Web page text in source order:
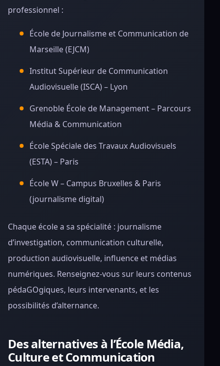
professionnel :
École de Journalisme et Communication de
Marseille (EJCM)
Institut Supérieur de Communication
Audiovisuelle (ISCA) – Lyon
Grenoble École de Management – Parcours
Média & Communication
École Spéciale des Travaux Audiovisuels
(ESTA) – Paris
École W – Campus Bruxelles & Paris
(journalisme digital)
Chaque école a sa spécialité : journalisme
d’investigation, communication culturelle,
production audiovisuelle, influence et médias
numériques. Renseignez-vous sur leurs contenus
pédaGOgiques, leurs intervenants, et les
possibilités d’alternance.
Des alternatives à l’École Média,
Culture et Communication